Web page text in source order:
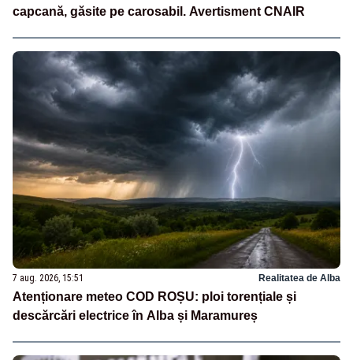
capcană, găsite pe carosabil. Avertisment CNAIR
7 aug. 2026, 15:51 Realitatea de Alba
Atenționare meteo COD ROȘU: ploi torențiale și
descărcări electrice în Alba și Maramureș